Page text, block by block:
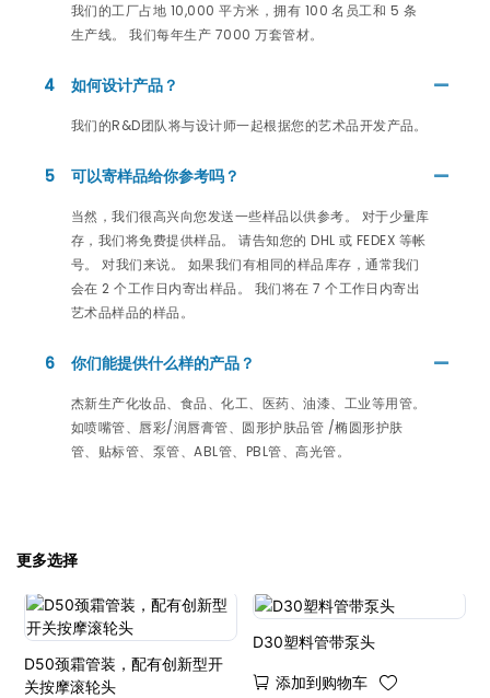
我们的工厂占地 10,000 平方米，拥有 100 名员工和 5 条
生产线。 我们每年生产 7000 万套管材。
4 如何设计产品？
我们的R&D团队将与设计师一起根据您的艺术品开发产品。
5 可以寄样品给你参考吗？
当然，我们很高兴向您发送一些样品以供参考。 对于少量库
存，我们将免费提供样品。 请告知您的 DHL 或 FEDEX 等帐
号。 对我们来说。 如果我们有相同的样品库存，通常我们
会在 2 个工作日内寄出样品。 我们将在 7 个工作日内寄出
艺术品样品的样品。
6 你们能提供什么样的产品？
杰新生产化妆品、食品、化工、医药、油漆、工业等用管。
如喷嘴管、唇彩/润唇膏管、圆形护肤品管 /椭圆形护肤
管、贴标管、泵管、ABL管、PBL管、高光管。
更多选择
D50颈霜管装，配有创新型开
关按摩滚轮头
D30塑料管带泵头
添加到购物车